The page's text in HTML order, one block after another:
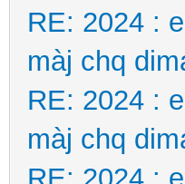
RE: 2024 :
màj chq
RE: 2024 :
màj chq